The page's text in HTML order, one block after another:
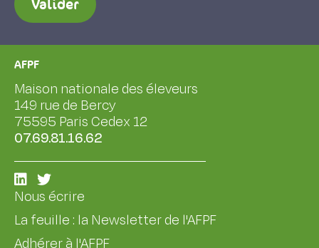
Valider
AFPF
Maison nationale des éleveurs
149 rue de Bercy
75595 Paris Cedex 12
07.69.81.16.62
Nous écrire
La feuille : la Newsletter de l'AFPF
Adhérer à l'AFPF